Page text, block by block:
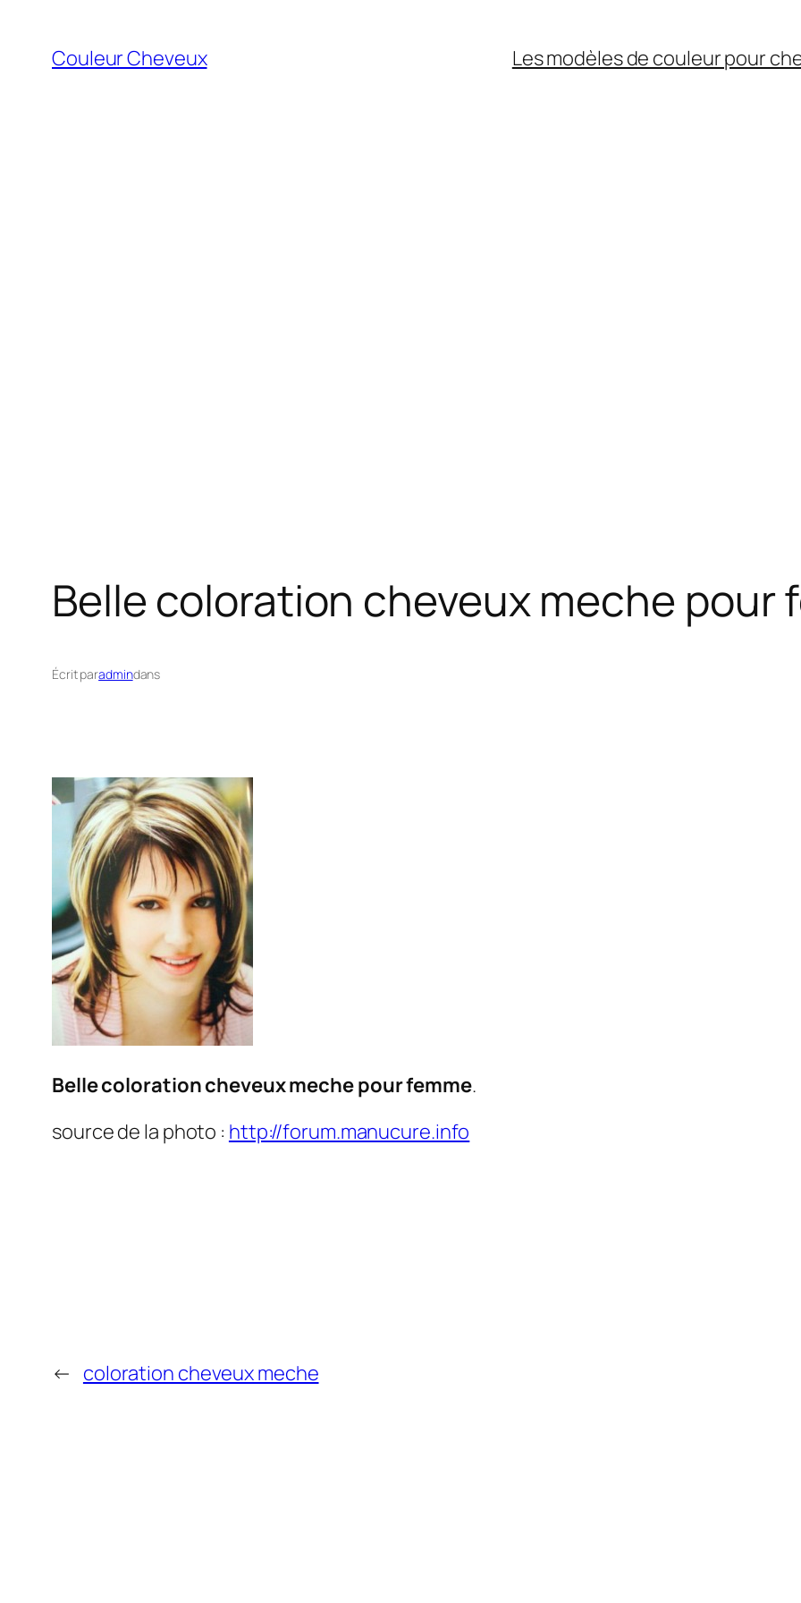
contenu
Couleur Cheveux Les modèles de couleur pour
Belle coloration cheveux meche pour
Écrit paradmindans
Belle coloration cheveux meche pour femme.
source de la photo : http://forum.manucure.info
← coloration cheveux meche